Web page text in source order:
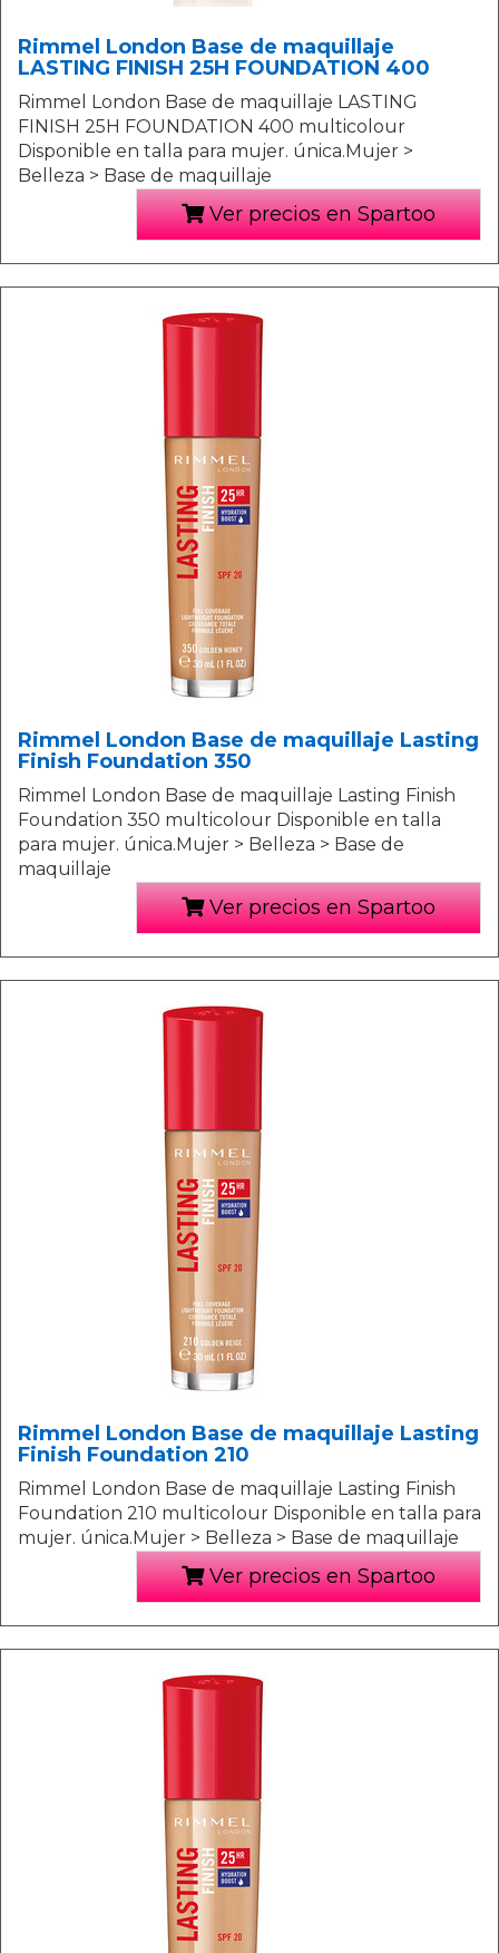
Rimmel London Base de maquillaje
LASTING FINISH 25H FOUNDATION 400
Rimmel London Base de maquillaje LASTING
FINISH 25H FOUNDATION 400 multicolour
Disponible en talla para mujer. única.Mujer >
Belleza > Base de maquillaje
Ver precios en Spartoo
Rimmel London Base de maquillaje Lasting
Finish Foundation 350
Rimmel London Base de maquillaje Lasting Finish
Foundation 350 multicolour Disponible en talla
para mujer. única.Mujer > Belleza > Base de
maquillaje
Ver precios en Spartoo
Rimmel London Base de maquillaje Lasting
Finish Foundation 210
Rimmel London Base de maquillaje Lasting Finish
Foundation 210 multicolour Disponible en talla para
mujer. única.Mujer > Belleza > Base de maquillaje
Ver precios en Spartoo